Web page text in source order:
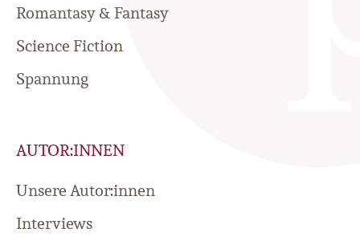
Romantasy & Fantasy
Science Fiction
Spannung
AUTOR:INNEN
Unsere Autor:innen
Interviews